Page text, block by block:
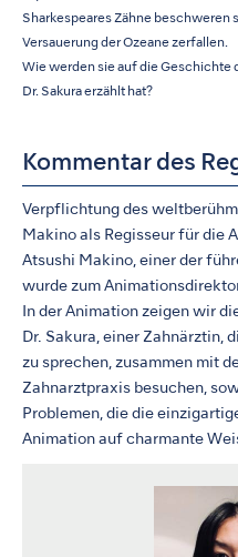
Sharkespeares Zähne beschweren
Versauerung der Ozeane zerfallen.
Wie werden sie auf die Geschichte
Dr. Sakura erzählt hat?
Kommentar des
Verpflichtung des
Makino als Regisseur für die
Atsushi Makino, einer der
wurde zum
In der Animation zeigen wir
Dr. Sakura, einer Zahnärztin,
zu sprechen, zusammen mit
Zahnarztpraxis besuchen,
Problemen, die die
Animation auf charmante